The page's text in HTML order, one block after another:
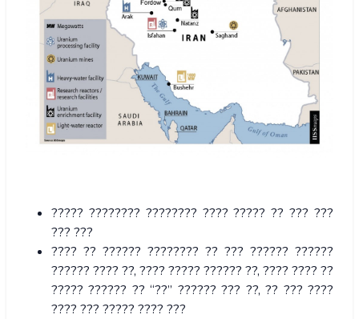
????? ???????? ???????? ???? ????? ?? ??? ???
??? ???
???? ?? ?????? ???????? ?? ??? ?????? ??????
?????? ???? ??, ???? ????? ?????? ??, ???? ???? ??
????? ?????? ?? “??” ?????? ??? ??, ?? ??? ????
???? ??? ????? ???? ???